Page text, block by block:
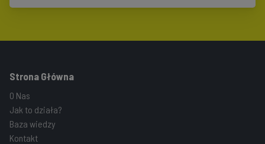
Strona Główna
O Nas
Jak to działa?
Baza wiedzy
Kontakt